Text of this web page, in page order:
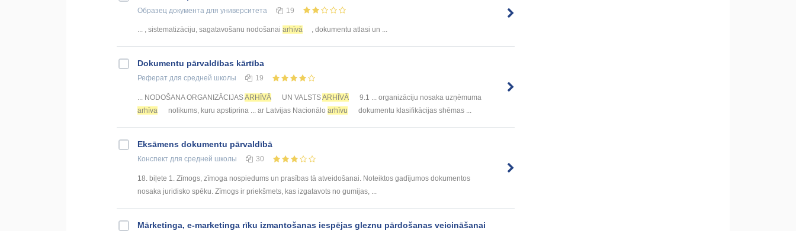
Образец документа для университета 19
... , sistematizāciju, sagatavošanu nodošanai arhīvā , dokumentu atlasi un ...
Dokumentu pārvaldības kārtība
Реферат для средней школы 19
... NODOŠANA ORGANIZĀCIJASARHĪVĀ UN VALSTSARHĪVĀ
9.1 ... organizāciju nosaka uzņēmuma
arhīva
nolikums, kuru apstiprina ... ar Latvijas Nacionālo arhīvu dokumentu klasifikācijas shēmas ...
Eksāmens dokumentu pārvaldībā
Конспект для средней школы 30
18. biļete 1. Zīmogs, zīmoga nospiedums un prasības tā atveidošanai. Noteiktos gadījumos dokumentos
nosaka juridisko spēku. Zīmogs ir priekšmets, kas izgatavots no gumijas, ...
Mārketinga, e-marketinga rīku izmantošanas iespējas gleznu pārdošanas veicināšanai